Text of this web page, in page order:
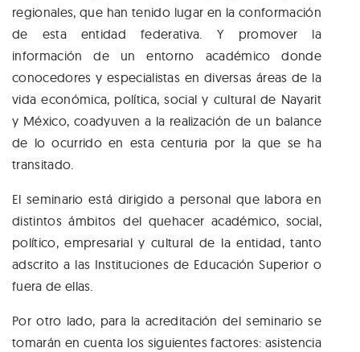
regionales, que han tenido lugar en la conformación
de esta entidad federativa. Y promover la
información de un entorno académico donde
conocedores y especialistas en diversas áreas de la
vida económica, política, social y cultural de Nayarit
y México, coadyuven a la realización de un balance
de lo ocurrido en esta centuria por la que se ha
transitado.
El seminario está dirigido a personal que labora en
distintos ámbitos del quehacer académico, social,
político, empresarial y cultural de la entidad, tanto
adscrito a las Instituciones de Educación Superior o
fuera de ellas.
Por otro lado, para la acreditación del seminario se
tomarán en cuenta los siguientes factores: asistencia